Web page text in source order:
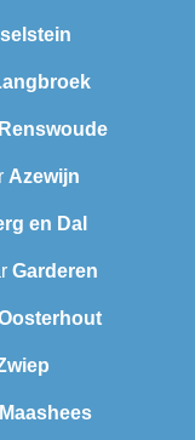
Renswoude
Azewijn
en Dal
Garderen
Maashees